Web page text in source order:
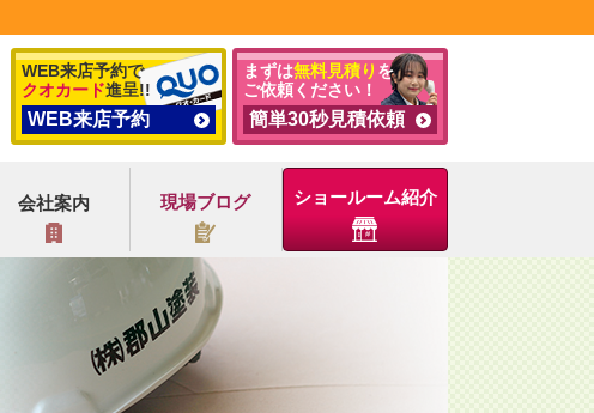
WEB来店予約で
クオカード進呈!!
WEB来店予約
まずは無料見積り を
ご依頼ください！
簡単30秒見積依頼
会社案内 現場ブログ ショールーム紹介